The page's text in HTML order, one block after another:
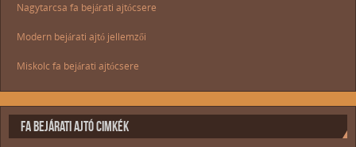
Nagytarcsa fa bejárati ajtócsere
Modern bejárati ajtó jellemzői
Miskolc fa bejárati ajtócsere
FA BEJÁRATI AJTÓ CIMKÉK